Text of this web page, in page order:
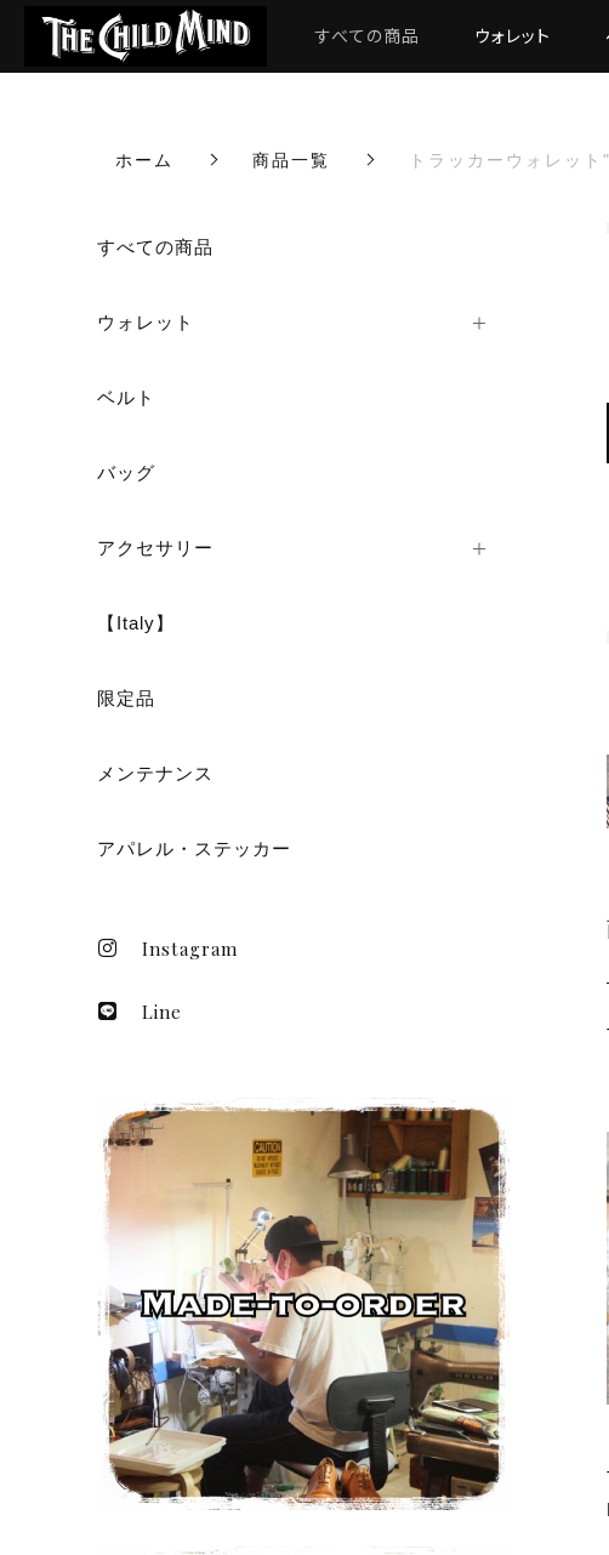
すべての商品 ウォレット
ホーム 商品一覧 トラッカーウォレッ
すべての商品
ウォレット
ベルト
バッグ
アクセサリー
【Italy】
限定品
メンテナンス
アパレル・ステッカー
Instagram
Line
カートに商品を追加しました
トラッカーウォレット
ショッピン